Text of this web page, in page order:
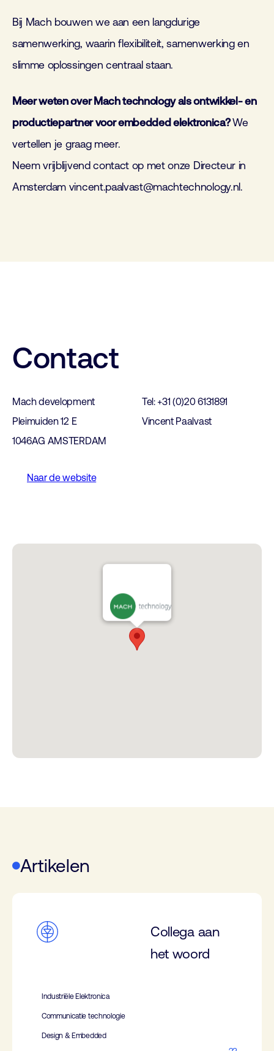
Bij Mach bouwen we aan een langdurige
samenwerking, waarin flexibiliteit, samenwerking en
slimme oplossingen centraal staan.
Meer weten over Machtechnologyals ontwikkel- en
productiepartner voorembedded elektronica?We
vertellen je graag meer.
Neem vrijblijvend contact op met onze Directeur in
Amsterdam vincent.paalvast@machtechnology.nl.
Contact
Mach development
Pleimuiden 12 E
1046AG AMSTERDAM
Tel: +31 (0)20 6131891
Vincent Paalvast
Naar de website
Artikelen
Collega aan
het woord
Industriële Elektronica
Communicatie technologie
Design & Embedded